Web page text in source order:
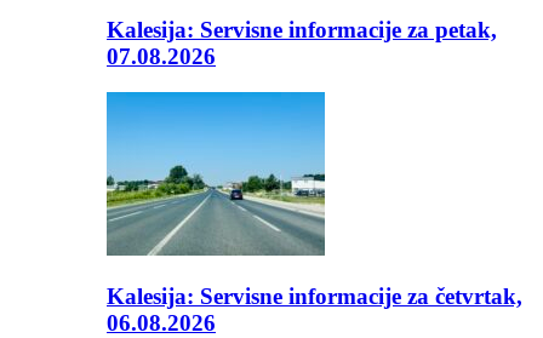
Kalesija: Servisne informacije za petak,
07.08.2026
Kalesija: Servisne informacije za četvrtak,
06.08.2026